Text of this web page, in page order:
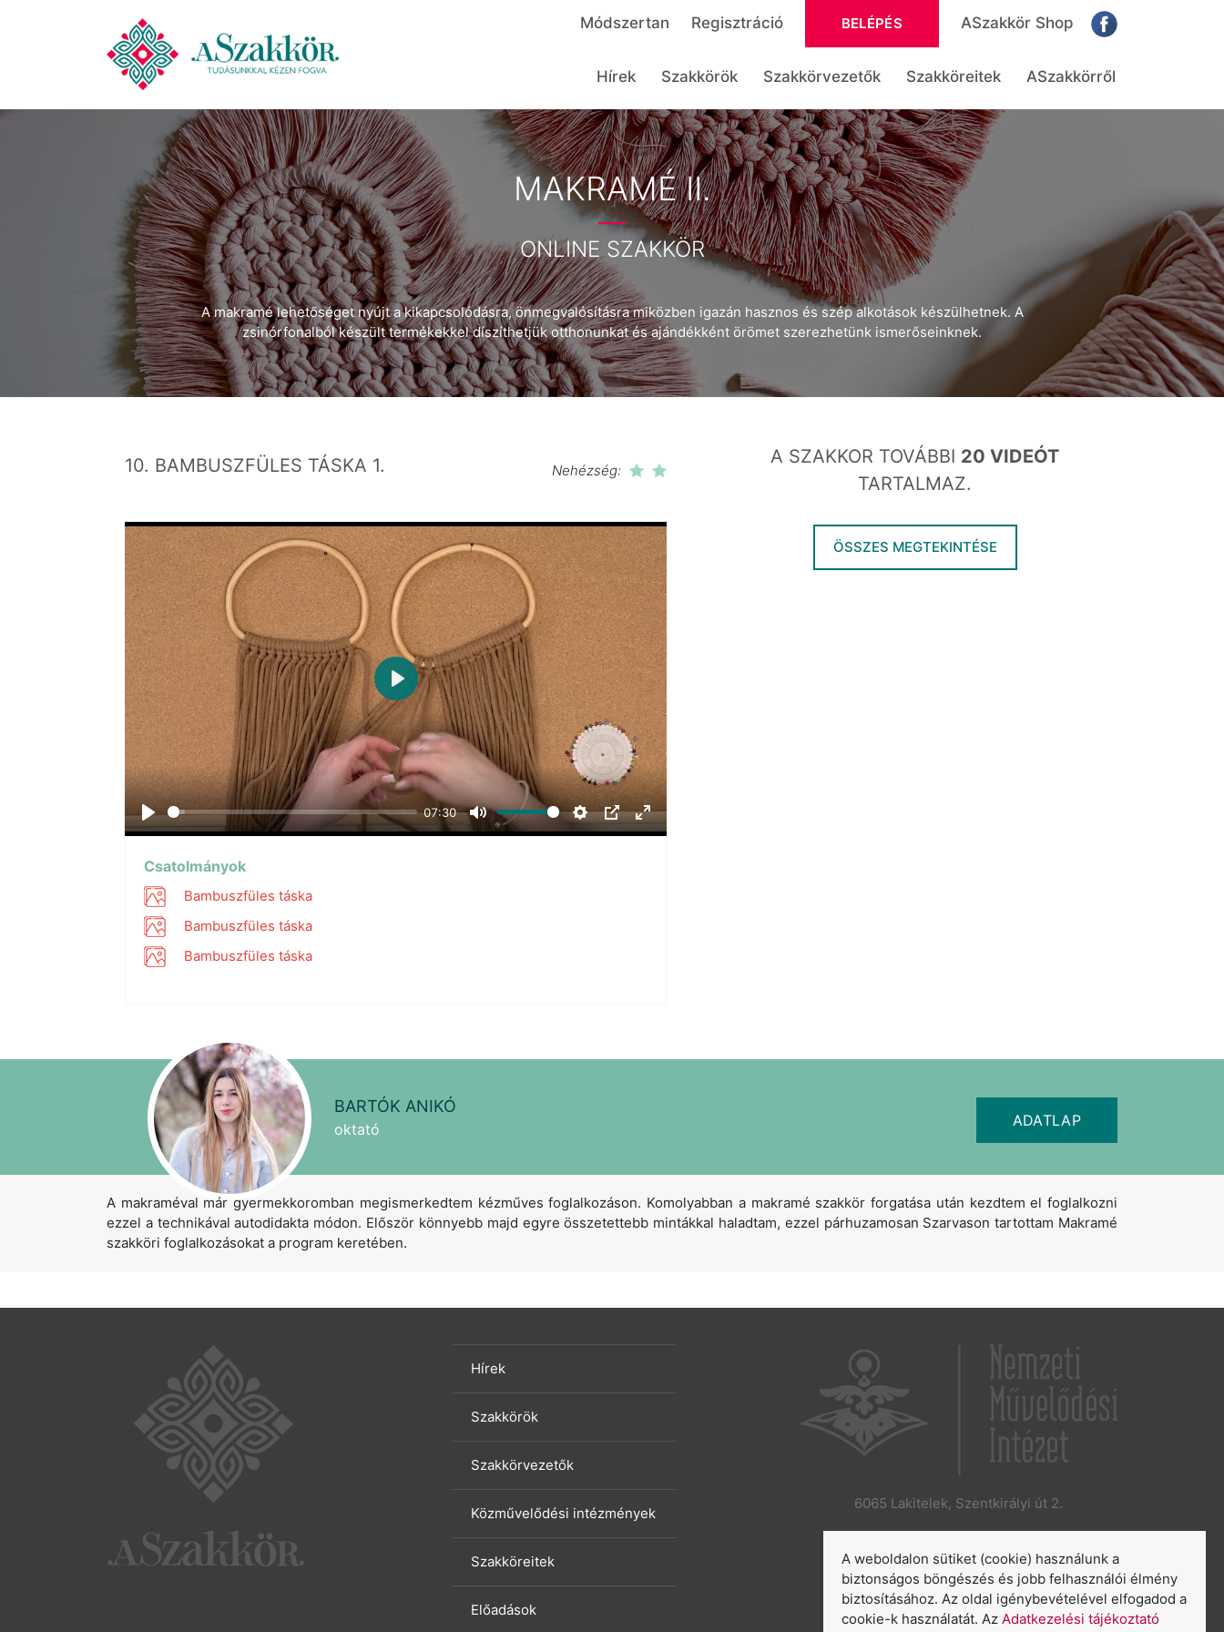
Módszertan Regisztráció BELÉPÉS ASzakkör Shop
Hírek Szakkörök Szakkörvezetők Szakköreitek ASzakkörről
MAKRAMÉ II.
ONLINE SZAKKÖR
A makramé lehetőséget nyújt a kikapcsolódásra, önmegvalósításra miközben igazán hasznos és szép alkotások készülhetnek. A
zsinórfonalból készült termékekkel díszíthetjük otthonunkat és ajándékként örömet szerezhetünk ismerőseinknek.
10. BAMBUSZFÜLES TÁSKA 1. Nehézség:
Play
07:30
Mute Settings
PIP Enter
Play
Csatolmányok
Bambuszfüles táska
Bambuszfüles táska
Bambuszfüles táska
A SZAKKOR TOVÁBBI 20 VIDEÓT
TARTALMAZ.
ÖSSZES MEGTEKINTÉSE
BARTÓK ANIKÓ
oktató ADATLAP
A makraméval már gyermekkoromban megismerkedtem kézműves foglalkozáson. Komolyabban a makramé szakkör forgatása után kezdtem el foglalkozni
ezzel a technikával autodidakta módon. Először könnyebb majd egyre összetettebb mintákkal haladtam, ezzel párhuzamosan Szarvason tartottam Makramé
szakköri foglalkozásokat a program keretében.
Hírek
Szakkörök
Szakkörvezetők
Közművelődési intézmények
Szakköreitek
Előadások
6065 Lakitelek, Szentkirályi út 2.
E-mail:aszakkor@nmi.hu
E-mail:titkarsag@nmi.hu
Web:www.nmi.hu
Adatkezelési tájékoztató
A weboldalon sütiket (cookie) használunk a
biztonságos böngészés és jobb felhasználói élmény
biztosításához. Az oldal igénybevételével elfogadod a
cookie-k használatát. Az Adatkezelési tájékoztató